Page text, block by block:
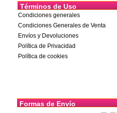
Términos de Uso
Condiciones generales
Condiciones Generales de Venta
Envíos y Devoluciones
Política de Privacidad
Política de cookies
Formas de Envío